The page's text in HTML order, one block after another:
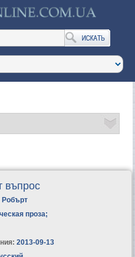
въпрос
проза;
2013-09-13